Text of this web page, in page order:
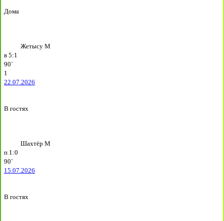
Дома
Жетысу М
в 5:1
90`
1
22.07.2026
В гостях
Шахтёр М
п 1:0
90`
15.07.2026
В гостях